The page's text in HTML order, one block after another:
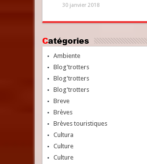
30 janvier 2018
Catégories
Ambiente
Blog'trotters
Blog'trotters
Blog'trotters
Breve
Brèves
Brèves touristiques
Cultura
Culture
Culture